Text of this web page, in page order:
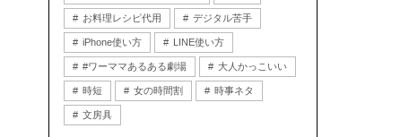
お料理レシピ代用 デジタル苦手
iPhone使い方 LINE使い方
#ワーママあるある劇場 大人かっこいい
時短 女の時間割 時事ネタ
文房具